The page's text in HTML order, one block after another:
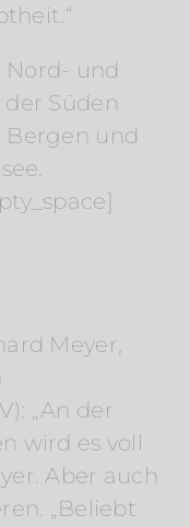
Nord- und
Süden
Bergen und
Meyer,
„An der
wird es voll
Aber auch
„Beliebt